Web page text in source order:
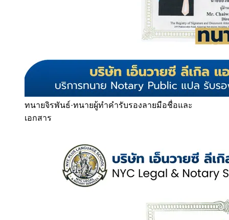
ทนายจิรพันธ์·ทนายผู้ทำคำรับรองลายมือชื่อและ
เอกสาร